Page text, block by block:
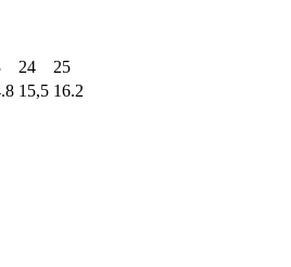
24
25
15,5 16.2